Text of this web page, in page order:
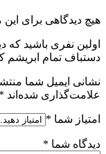
هیچ دیدگاهی برای
اولین نفری باشید که
دستباف تمام ابریشم کد
نشانی ایمیل شما
علامت‌گذاری شده‌اند *
امتیاز شما *
دیدگاه شما *